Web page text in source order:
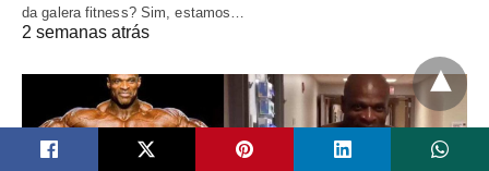
da galera fitness? Sim, estamos…
2 semanas atrás